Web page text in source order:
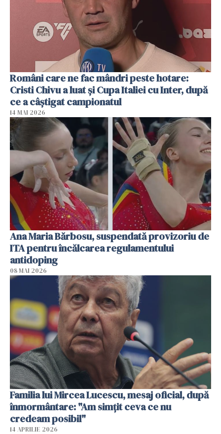
Români care ne fac mândri peste hotare:
Cristi Chivu a luat și Cupa Italiei cu Inter, după
ce a câștigat campionatul
14 MAI 2026
Ana Maria Bărbosu, suspendată provizoriu de
ITA pentru încălcarea regulamentului
antidoping
08 MAI 2026
Familia lui Mircea Lucescu, mesaj oficial, după
înmormântare: "Am simțit ceva ce nu
credeam posibil"
14 APRILIE 2026